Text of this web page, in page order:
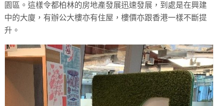
園區。這樣令都柏林的房地產發展迅速發展，到處是在興建
中的大廈，有辦公大樓亦有住屋，樓價亦跟香港一樣不斷提
升。